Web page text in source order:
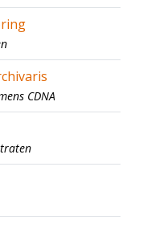
CDNA